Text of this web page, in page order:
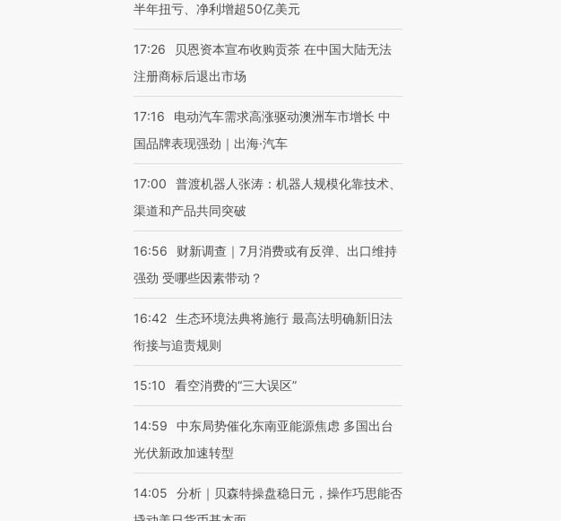
半年扭亏、净利增超50亿美元
17:26
贝恩资本宣布收购贡茶 在中国大陆无法
注册商标后退出市场
17:16
电动汽车需求高涨驱动澳洲车市增长 中
国品牌表现强劲｜出海·汽车
17:00
普渡机器人张涛：机器人规模化靠技术、
渠道和产品共同突破
16:56
财新调查｜7月消费或有反弹、出口维持
强劲 受哪些因素带动？
16:42 生态环境法典将施行 最高法明确新旧法
衔接与追责规则
15:10 看空消费的“三大误区”
14:59
中东局势催化东南亚能源焦虑 多国出台
光伏新政加速转型
14:05
分析｜贝森特操盘稳日元，操作巧思能否